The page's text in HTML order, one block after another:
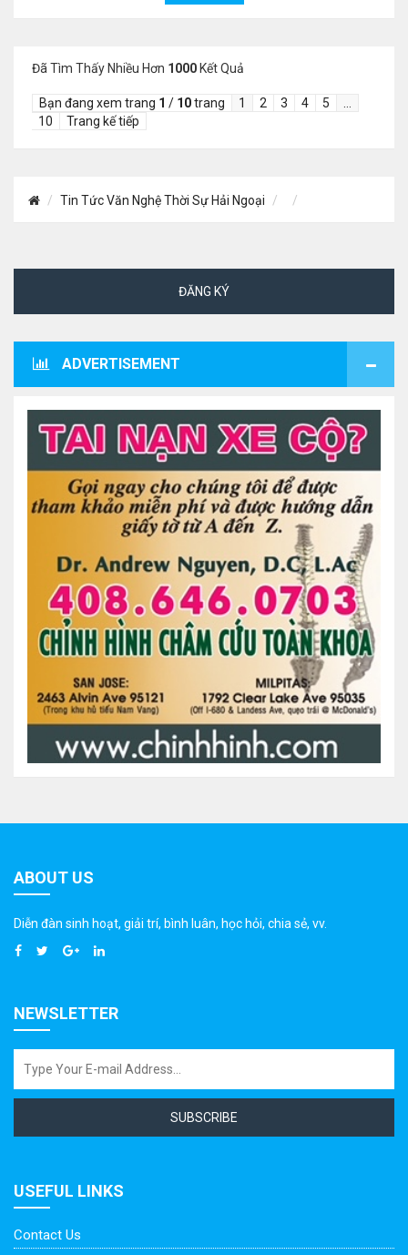
Đã Tìm Thấy Nhiều Hơn 1000 Kết Quả
Bạn đang xem trang 1 / 10trang 1 2 3 4 5
10
Trang kế tiếp
Tin Tức Văn Nghệ Thời Sự Hải Ngoại
ĐĂNG KÝ
ADVERTISEMENT
ABOUT US
Diễn đàn sinh hoạt, giải trí, bình luân, học hỏi, chia sẻ, vv.
NEWSLETTER
SUBSCRIBE
USEFUL LINKS
Contact Us